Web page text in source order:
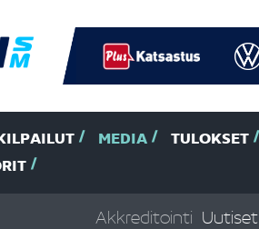
MEDIA TULOKSET
Akkreditointi Uutiset